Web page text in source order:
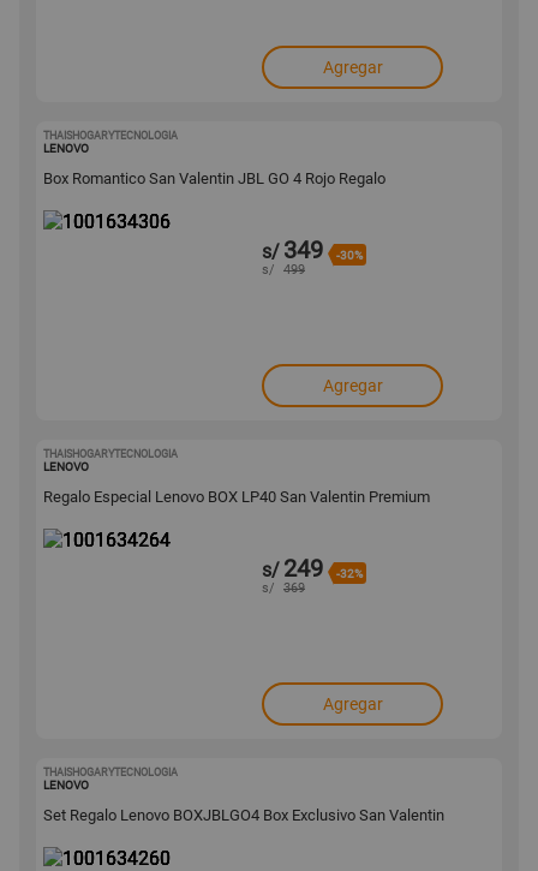
Agregar
THAISHOGARYTECNOLOGIA
LENOVO
Box Romantico San Valentin JBL GO 4 Rojo Regalo
s/ 349 -30%
s/ 499
Agregar
THAISHOGARYTECNOLOGIA
LENOVO
Regalo Especial Lenovo BOX LP40 San Valentin Premium
s/ 249 -32%
s/ 369
Agregar
THAISHOGARYTECNOLOGIA
LENOVO
Set Regalo Lenovo BOXJBLGO4 Box Exclusivo San Valentin